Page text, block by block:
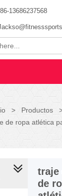
13686237568
> Productos
de ropa atlética
traje
de